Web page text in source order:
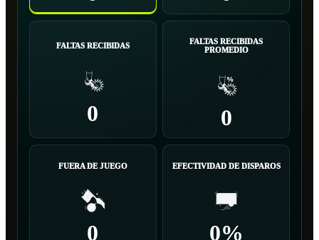
FALTAS RECIBIDAS
0
FALTAS RECIBIDAS
PROMEDIO
0
FUERA DE JUEGO
0
EFECTIVIDAD DE DISPAROS
0%